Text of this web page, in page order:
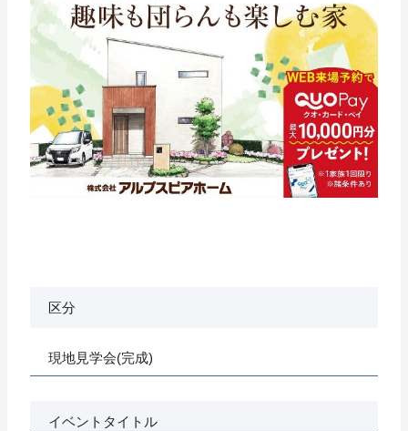
区分
現地見学会(完成)
イベントタイトル